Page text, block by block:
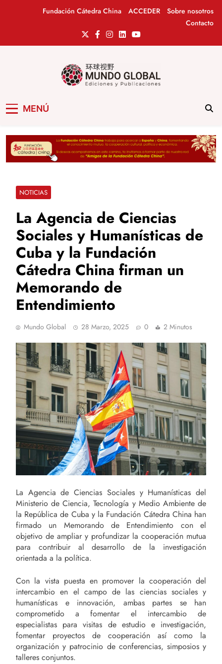
Fundación Cátedra China ACCEDER
Sobre nosotros
Contacto
MENÚ
NOTICIAS
La Agencia de Ciencias
Sociales y Humanísticas de
Cuba y la Fundación
Cátedra China firman un
Memorando de
Entendimiento
Mundo Global 28 Marzo, 2025 0 2 Minutos
La Agencia de Ciencias Sociales y Humanísticas del
Ministerio de Ciencia, Tecnología y Medio Ambiente de
la República de Cuba y la Fundación Cátedra China han
firmado un Memorando de Entendimiento con el
objetivo de ampliar y profundizar la cooperación mutua
para contribuir al desarrollo de la investigación
orientada a la política.
Con la vista puesta en promover la cooperación del
intercambio en el campo de las ciencias sociales y
humanísticas e innovación, ambas partes se han
comprometido a fomentar el intercambio de
especialistas para visitas de estudio e investigación,
fomentar proyectos de cooperación así como la
organización y patrocinio de conferencias, simposios y
talleres conjuntos.